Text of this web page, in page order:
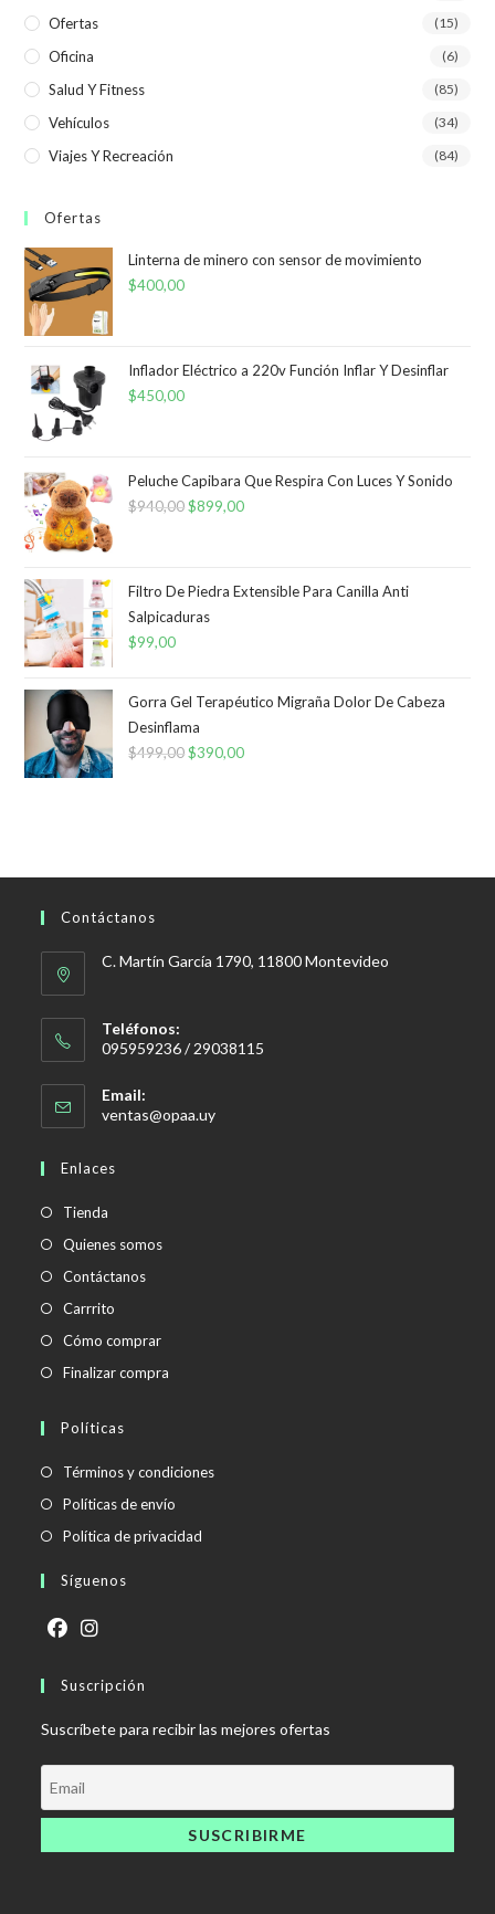
Ofertas (15)
Oficina (6)
Salud Y Fitness (85)
Vehículos (34)
Viajes Y Recreación (84)
Ofertas
Linterna de minero con sensor de movimiento
$400,00
Inflador Eléctrico a 220v Función Inflar Y Desinflar
$450,00
Peluche Capibara Que Respira Con Luces Y Sonido
$940,00El
era:
$940,00.
$899,00El
es:
Filtro De Piedra Extensible Para Canilla Anti
Salpicaduras
$99,00
Gorra Gel Terapéutico Migraña Dolor De Cabeza
Desinflama
$499,00El
$390,00El
Contáctanos
C. Martín García 1790, 11800 Montevideo
Teléfonos:
095959236 / 29038115
Email:
ventas@opaa.uySe
Enlaces
Tienda
Quienes somos
Contáctanos
Carrrito
Cómo comprar
Finalizar compra
Políticas
Términos y condicionesSe
Políticas de envío
abre
Política de privacidad
Síguenos
abre
una
nueva
pestaña
abre
una
nueva
pestaña
Suscripción
Suscríbete para recibir las mejores ofertas